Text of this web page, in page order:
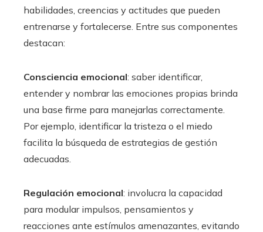
habilidades, creencias y actitudes que pueden
entrenarse y fortalecerse. Entre sus componentes
destacan:
Consciencia emocional: saber identificar,
entender y nombrar las emociones propias brinda
una base firme para manejarlas correctamente.
Por ejemplo, identificar la tristeza o el miedo
facilita la búsqueda de estrategias de gestión
adecuadas.
Regulación emocional: involucra la capacidad
para modular impulsos, pensamientos y
reacciones ante estímulos amenazantes, evitando